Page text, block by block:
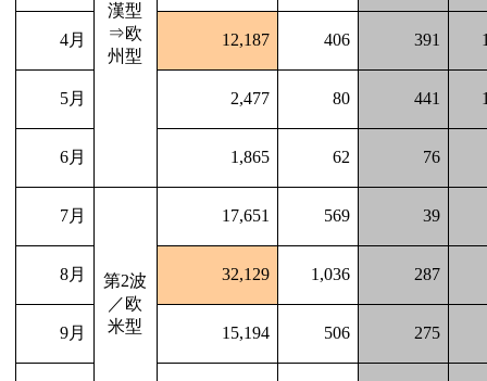
漢型
⇒欧
州型
4月 12,187 406 391
5月 2,477 80 441
6月 1,865 62 76
7月
第2波
／欧
米型
17,651 569 39
8月 32,129 1,036 287
9月 15,194 506 275